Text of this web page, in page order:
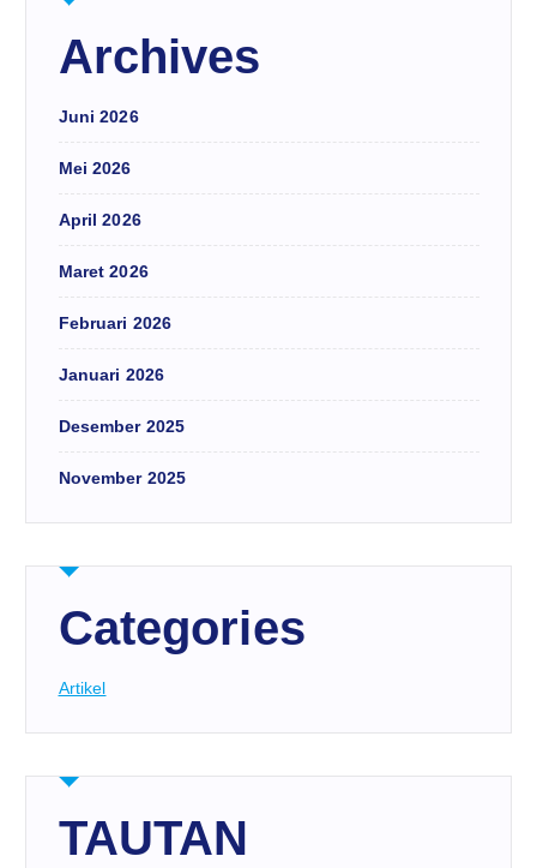
Archives
Juni 2026
Mei 2026
April 2026
Maret 2026
Februari 2026
Januari 2026
Desember 2025
November 2025
Categories
Artikel
TAUTAN